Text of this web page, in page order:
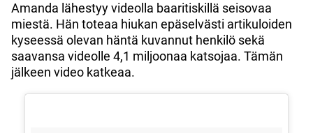
Amanda lähestyy videolla baaritiskillä seisovaa
miestä. Hän toteaa hiukan epäselvästi artikuloiden
kyseessä olevan häntä kuvannut henkilö sekä
saavansa videolle 4,1 miljoonaa katsojaa. Tämän
jälkeen video katkeaa.